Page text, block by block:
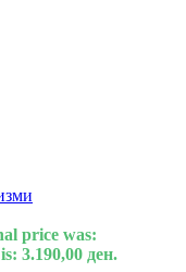
price was:
3.190,00 ден.